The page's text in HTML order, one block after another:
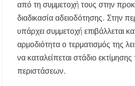
από τη συμμετοχή τους στην
διαδικασία αδειοδότησης. Στην
υπάρχει συμμετοχή επιβάλλεται
αρμοδιότητα ο τερματισμός της
να καταλείπεται στάδιο εκτίμησης
περιστάσεων.